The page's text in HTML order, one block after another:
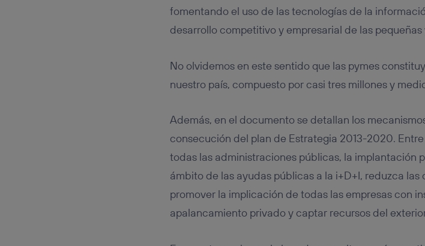
fomentando el uso de las tecnologías de la
desarrollo competitivo y empresarial de las
No olvidemos en este sentido que las pymes
nuestro país, compuesto por casi tres millones y
Además, en el documento se detallan los
consecución del plan de Estrategia 2013-2020.
todas las administraciones públicas, la implantación
ámbito de las ayudas públicas a la i+D+I, reduzca
promover la implicación de todas las empresas con
apalancamiento privado y captar recursos del